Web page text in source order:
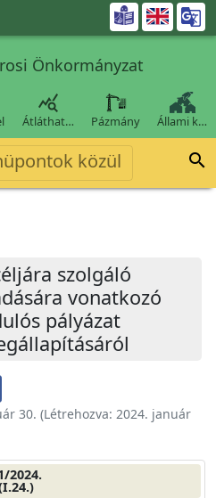

Önkormányzat

Átláthat… Pázmány Állami k…
közül 
szolgáló
vonatkozó
pályázat
30. (Létrehozva: 2024. január
2024.